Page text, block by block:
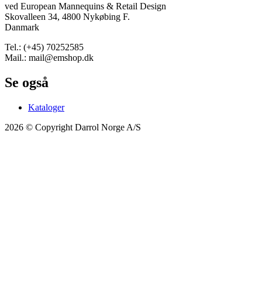
ved European Mannequins & Retail Design
Skovalleen 34, 4800 Nykøbing F.
Danmark
Tel.: (+45) 70252585
Mail.: mail@emshop.dk
Se også
Kataloger
2026 © Copyright Darrol Norge A/S